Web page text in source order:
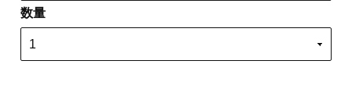
数量